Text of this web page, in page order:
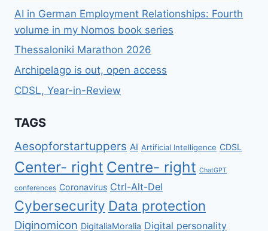
AI in German Employment Relationships: Fourth
volume in my Nomos book series
Thessaloniki Marathon 2026
Archipelago is out, open access
CDSL, Year-in-Review
TAGS
Aesopforstartuppers AI Artificial Intelligence CDSL
Center- right Centre- right ChatGPT
conferences Coronavirus Ctrl-Alt-Del
Cybersecurity Data protection
Diginomicon DigitaliaMoralia Digital personality